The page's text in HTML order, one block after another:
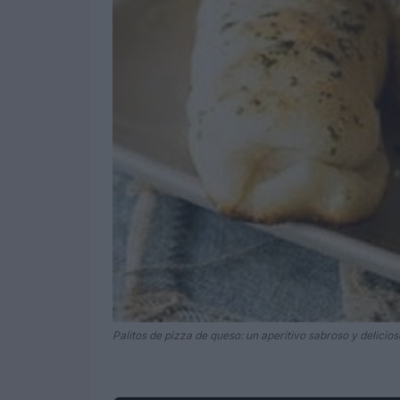
Palitos de pizza de queso: un aperitivo sabroso y